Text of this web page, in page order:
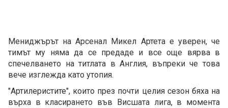
Мениджърът на Арсенал Микел Артета е уверен, че
тимът му няма да се предаде и все още вярва в
спечелването на титлата в Англия, въпреки че това
вече изглежда като утопия.
"Артилеристите", които през почти целия сезон бяха на
върха в класирането във Висшата лига, в момента